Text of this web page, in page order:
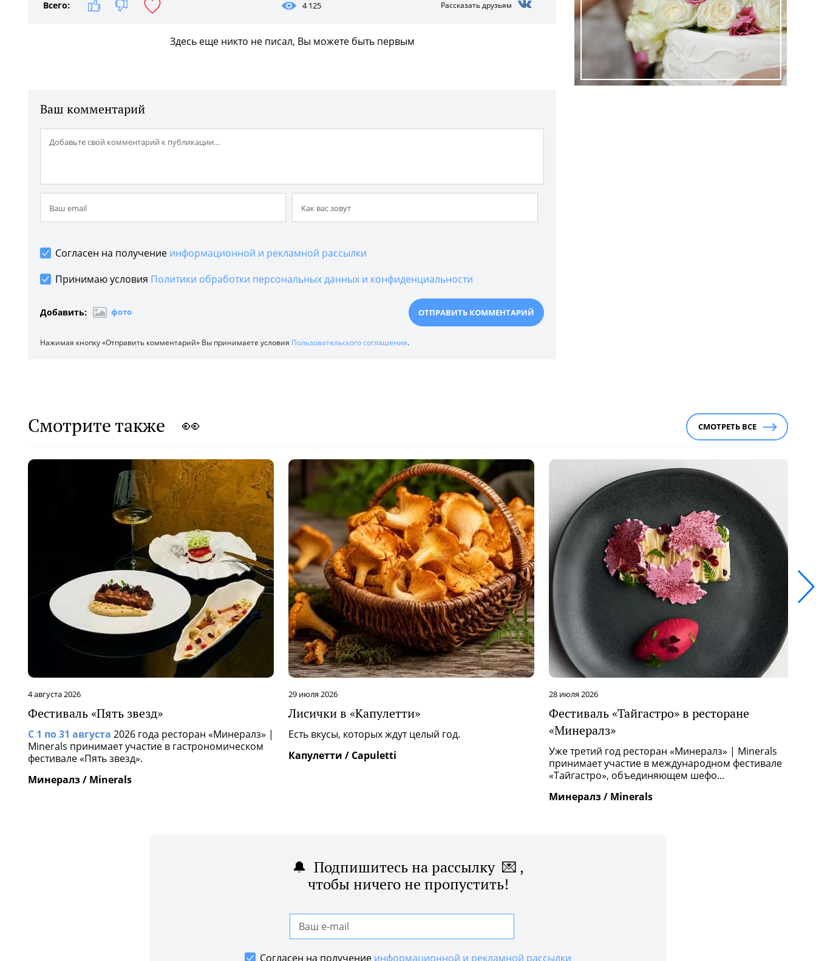
Всего: 4 125 Рассказать друзьям
Здесь еще никто не писал, Вы можете быть первым
Ваш комментарий
Согласен на получение информационной и рекламной рассылки
Принимаю условия Политики обработки персональных данных и конфиденциальности
Добавить: фото
Нажимая кнопку «Отправить комментарий» Вы принимаете условия Пользовательского соглашения.
Смотрите также 👀 СМОТРЕТЬ ВСЕ
4 августа 2026
Фестиваль «Пять звезд»
С 1 по 31 августа 2026 года ресторан «Минералз» |
Minerals принимает участие в гастрономическом
фестивале «Пять звезд».
Минералз / Minerals
29 июля 2026
Лисички в «Капулетти»
Есть вкусы, которых ждут целый год.
Капулетти / Capuletti
28 июля 2026
Фестиваль «Тайгастро» в ресторане
«Минералз»
Уже третий год ресторан «Минералз» | Minerals
принимает участие в международном фестивале
«Тайгастро», объединяющем шефо...
Минералз / Minerals
🔔 Подпишитесь на рассылку 💌 ,
чтобы ничего не пропустить!
Согласен на получение информационной и рекламной рассылки